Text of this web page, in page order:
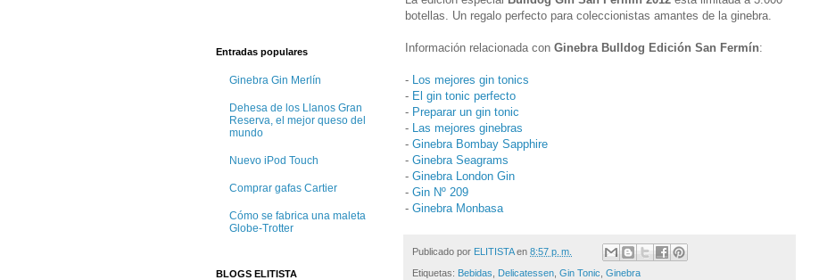
botellas. Un regalo perfecto para coleccionistas amantes de la ginebra.
Información relacionada con Ginebra Bulldog Edición San Fermín:
- Los mejores gin tonics
- El gin tonic perfecto
- Preparar un gin tonic
- Las mejores ginebras
- Ginebra Bombay Sapphire
- Ginebra Seagrams
- Ginebra London Gin
- Gin Nº 209
- Ginebra Monbasa
Publicado por ELITISTA en 8:57 p. m.
Etiquetas: Bebidas Delicatessen Gin Tonic Ginebra
Entradas populares
Ginebra Gin Merlín
Dehesa de los Llanos Gran
Reserva, el mejor queso del
mundo
Nuevo iPod Touch
Comprar gafas Cartier
Cómo se fabrica una maleta
Globe-Trotter
BLOGS ELITISTA